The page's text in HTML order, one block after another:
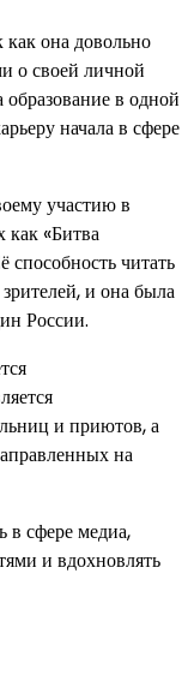
она довольно
о своей личной
в одной
начала в сфере
участию в
как «Битва
способность читать
и она была
России.
и приютов, а
на
в сфере медиа,
и вдохновлять